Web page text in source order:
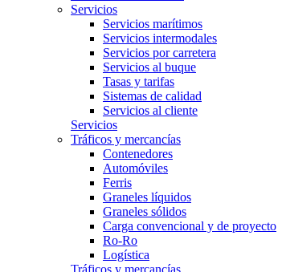
Servicios
Servicios marítimos
Servicios intermodales
Servicios por carretera
Servicios al buque
Tasas y tarifas
Sistemas de calidad
Servicios al cliente
Servicios
Tráficos y mercancías
Contenedores
Automóviles
Ferris
Graneles líquidos
Graneles sólidos
Carga convencional y de proyecto
Ro-Ro
Logística
Tráficos y mercancías